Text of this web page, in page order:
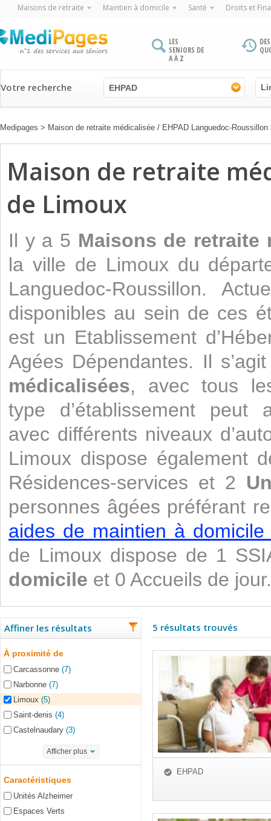
Maisons de retraite Maintien à domicile Santé Droits et
LES
SENIORS DE
A À Z
Votre recherche EHPAD
Medipages > Maison de retraite médicalisée / EHPAD Languedoc-Roussillon
Maison de retraite
de Limoux
Il y a 5 Maisons de retraite
la ville de Limoux du
Languedoc-Roussillon.
disponibles au sein de ces
est un Etablissement
Agées Dépendantes. Il
médicalisées, avec tous
type d’établissement peut
avec différents niveaux
Limoux dispose également
Résidences-services et 2
personnes âgées préférant
aides de maintien à
de Limoux dispose de 1
domicile et 0 Accueils de jour.
Affiner les résultats
À proximité de
Carcassonne (7)
Narbonne (7)
Limoux (5)
Saint-denis (4)
Castelnaudary (3)
Afficher plus
Caractéristiques
Unités Alzheimer
Espaces Verts
5 résultats trouvés
EHPAD